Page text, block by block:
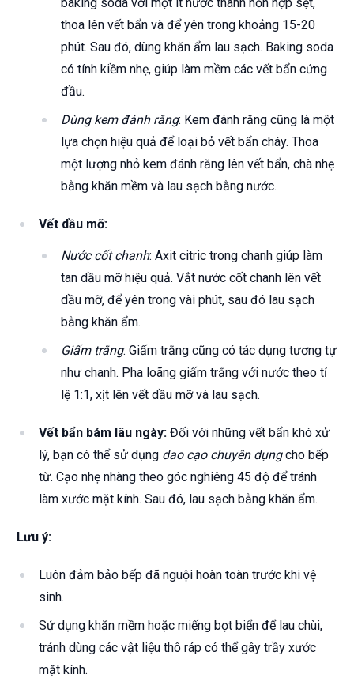
thoa lên vết bẩn và để yên trong khoảng 15-20
phút. Sau đó, dùng khăn ẩm lau sạch. Baking soda
có tính kiềm nhẹ, giúp làm mềm các vết bẩn cứng
đầu.
Dùng kem đánh răng: Kem đánh răng cũng là một
lựa chọn hiệu quả để loại bỏ vết bẩn cháy. Thoa
một lượng nhỏ kem đánh răng lên vết bẩn, chà nhẹ
bằng khăn mềm và lau sạch bằng nước.
Vết dầu mỡ:
Nước cốt chanh: Axit citric trong chanh giúp làm
tan dầu mỡ hiệu quả. Vắt nước cốt chanh lên vết
dầu mỡ, để yên trong vài phút, sau đó lau sạch
bằng khăn ẩm.
Giấm trắng: Giấm trắng cũng có tác dụng tương tự
như chanh. Pha loãng giấm trắng với nước theo tỉ
lệ 1:1, xịt lên vết dầu mỡ và lau sạch.
Vết bẩn bám lâu ngày: Đối với những vết bẩn khó xử
lý, bạn có thể sử dụng dao cạo chuyên dụngcho bếp
từ. Cạo nhẹ nhàng theo góc nghiêng 45 độ để tránh
làm xước mặt kính. Sau đó, lau sạch bằng khăn ẩm.
Lưu ý:
Luôn đảm bảo bếp đã nguội hoàn toàn trước khi vệ
sinh.
Sử dụng khăn mềm hoặc miếng bọt biển để lau chùi,
tránh dùng các vật liệu thô ráp có thể gây trầy xước
mặt kính.